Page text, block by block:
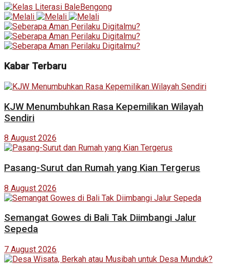
Kabar Terbaru
KJW Menumbuhkan Rasa Kepemilikan Wilayah
Sendiri
8 August 2026
Pasang-Surut dan Rumah yang Kian Tergerus
8 August 2026
Semangat Gowes di Bali Tak Diimbangi Jalur
Sepeda
7 August 2026